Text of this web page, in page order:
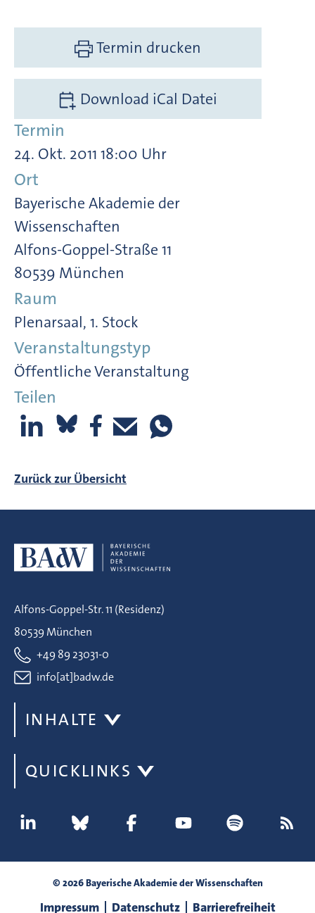
Termin drucken
Download iCal Datei
Termin
24. Okt. 2011 18:00 Uhr
Ort
Bayerische Akademie der
Wissenschaften
Alfons-Goppel-Straße 11
80539 München
Raum
Plenarsaal, 1. Stock
Veranstaltungstyp
Öffentliche Veranstaltung
Teilen
Zurück zur Übersicht
Alfons-Goppel-Str. 11 (Residenz)
80539 München
+49 89 23031-0
info[at]badw.de
INHALTE
QUICKLINKS
© 2026 Bayerische Akademie der Wissenschaften
Impressum Datenschutz Barrierefreiheit